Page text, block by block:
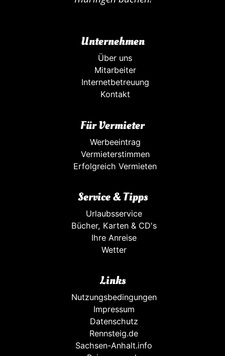
Unternehmen
Über uns
Mitarbeiter
Internetbetreuung
Kontakt
Für Vermieter
Werbeeintrag
Vermieterstimmen
Erfolgreich Vermieten
Service & Tipps
Urlaubsservice
Bücher, Karten & CD's
Ihre Anreise
Wetter
Links
Nutzungsbedingungen
Impressum
Datenschutz
Rennsteig.de
Sachsen-Anhalt.info